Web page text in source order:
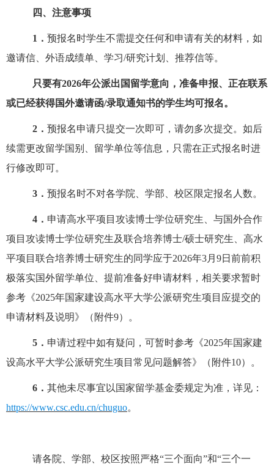
四、注意事项
1 ． 预报名时学生不需提交任何和申请有关的材料，如
邀请信、外语成绩单、学习/研究计划、推荐信等。
只要有2026年公派出国留学意向，准备申报、正在联系
或已经获得国外邀请函/录取通知书的学生均可报名。
2 ． 预报名申请只提交一次即可，请勿多次提交。如后
续需更改留学国别、留学单位等信息，只需在正式报名时进
行修改即可。
3 ． 预报名时不对各学院 、学部 、校区限定报名人数。
4 ． 申请高水平项目 攻读博士学位研究生 、与国外合作
项目攻读博士学位研究生及联合培养博士/硕士研究生
高水
平项目联合培养博士研究生的同学应于2026年3月9日前前积
极落实国外留学单位、提前准备好申请材料，相关要求暂时
参考《2025年国家建设高水平大学公派研究生项目应提交的
申请材料及说明》（附件9）。
5 ． 申请过程中如有疑问，可暂时参考 《2025年国家建
设高水平大学公派研究生项目常见问题解答》（附件10）。
6． 其他未尽事宜以国家留学基金委规定为准，详见：
https://www.csc.edu.cn/chuguo。
请各院 、学部 、校区按照严格“三个面向”和“三个一